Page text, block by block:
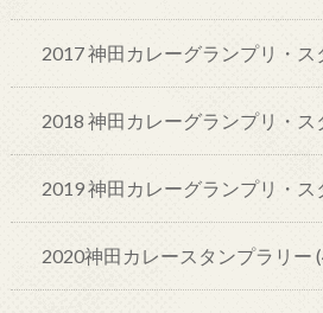
2017 神田カレーグランプリ・ス
2018 神田カレーグランプリ・ス
2019 神田カレーグランプリ・ス
2020神田カレースタンプラリー